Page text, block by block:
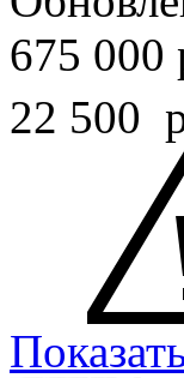
675 000
22 500